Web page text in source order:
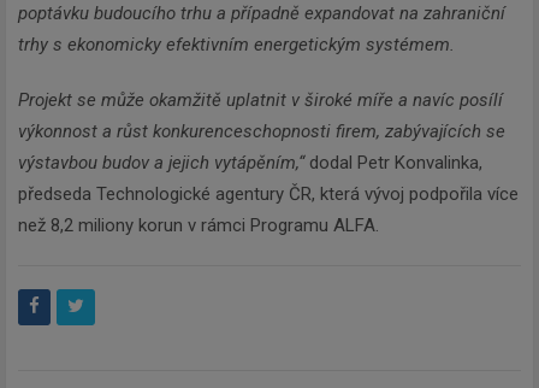
poptávku budoucího trhu a případně expandovat na zahraniční
trhy s ekonomicky efektivním energetickým systémem.
Projekt se může okamžitě uplatnit v široké míře a navíc posílí
výkonnost a růst konkurenceschopnosti firem, zabývajících se
výstavbou budov a jejich vytápěním,“dodal Petr Konvalinka,
předseda Technologické agentury ČR, která vývoj podpořila více
než 8,2 miliony korun v rámci Programu ALFA.